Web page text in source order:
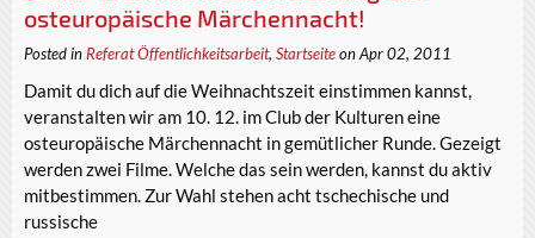
osteuropäische Märchennacht!
Posted inReferat Öffentlichkeitsarbeit, Startseiteon Apr 02, 2011
Damit du dich auf die Weihnachtszeit einstimmen kannst,
veranstalten wir am 10. 12. im Club der Kulturen eine
osteuropäische Märchennacht in gemütlicher Runde. Gezeigt
werden zwei Filme. Welche das sein werden, kannst du aktiv
mitbestimmen. Zur Wahl stehen acht tschechische und
russische